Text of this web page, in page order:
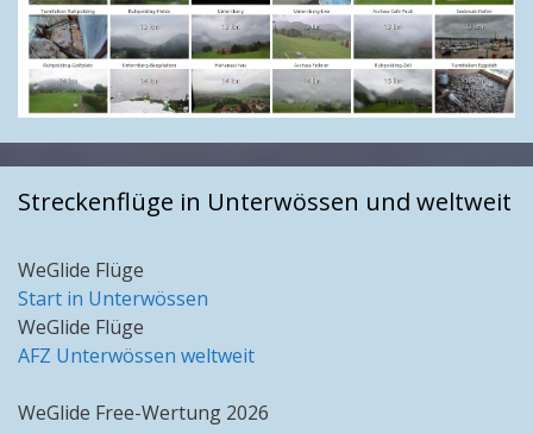
Streckenflüge in Unterwössen und weltweit
WeGlide Flüge
Start in Unterwössen
WeGlide Flüge
AFZ Unterwössen weltweit
WeGlide Free-Wertung 2026